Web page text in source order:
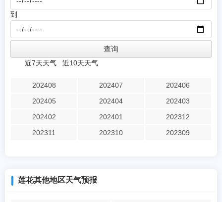
到
近7天天气 近10天天气
202408 202407
202406
202405
202404
202403
202402
202401
202312
202311
202310 202309
莲花其他地区天气预报